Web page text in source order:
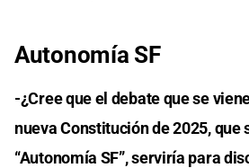
Autonomía SF
-¿Cree que el debate que se
nueva Constitución de 2025, que
“Autonomía SF”, serviría para